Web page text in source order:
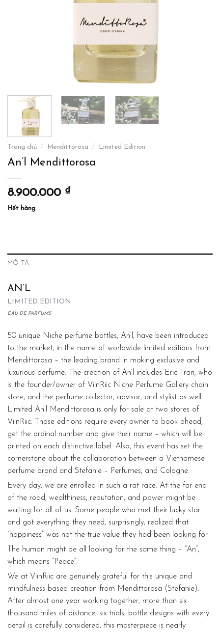
Trang chủ / Mendittorosa / Limited Edition
An’l Mendittorosa
8.900.000 ₫
Hết hàng
MÔ TẢ
AN’L
LIMITED EDITION
EAU DE PARFUMS
50 unique Niche perfume bottles, An’l, have been introduced
to the market, in the name of worldwide limited editions from
Mendittorosa – the leading brand in making exclusive and
luxurious perfume. The creation of An’l includes Eric Tran, who
is the founder/owner of ViinRiic Niche Perfume Gallery chain
store, and the perfume collector, advisor, and stylist as well.
Limited An’l Mendittorosa is only for sale at two stores of
ViinRiic. Those editions require every owner to book ahead,
get the ordinal number and give their name – which will be
printed on each distinctive label. Also, this event has set the
cornerstone about the collaboration between a Vietnamese
perfume brand and Stefanie – Perfumes, and Cologne.
Every day, we are enrolled in such a rat race. At the far end
of the road, wealthiness, reputation, and power might be
waiting for all of us. Some people who met their lucky star
and got everything they need, surprisingly, realized that
“happiness” was not the true value they had been looking for.
The human might be all looking for the same thing – “An”,
which means “Peace”.
We at ViinRiic are genuinely grateful for this unique and
mindfulness-based creation from Mendittorosa (Stefanie).
After almost one year working together, more than six
thousand miles of distance, six trials, bottle designs with every
detail is carefully considered, this masterpiece is nearly